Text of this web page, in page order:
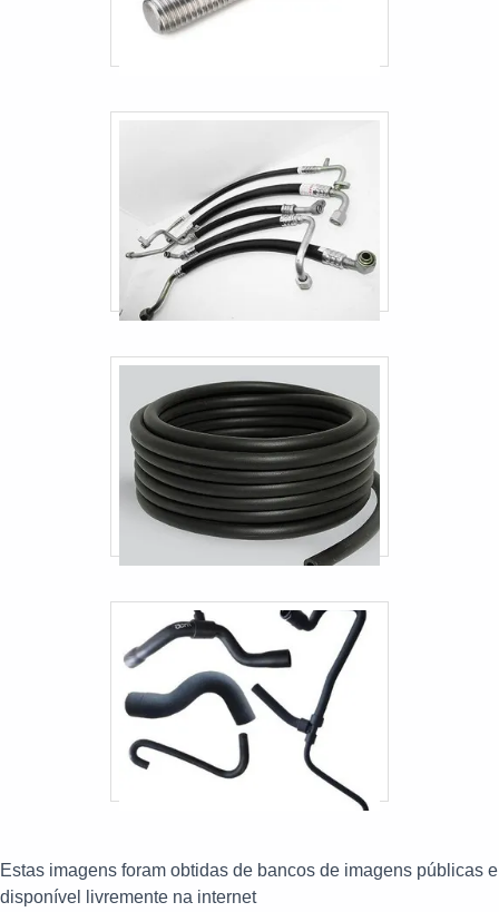
Fornecedor de engate industrial
Mangueira De Aço Flexível
Mangueira De Cobre Para Gás
Mangueira Para Encanamento De Gás
Mangueira Para Tubulação De Gás
Estas imagens foram obtidas de bancos de imagens públicas e
disponível livremente na internet